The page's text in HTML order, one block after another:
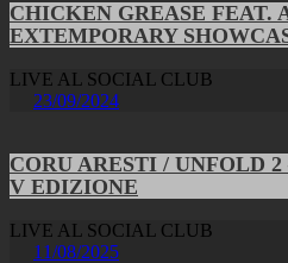
CHICKEN GREASE FEAT.
EXTEMPORARY
LIVE AL SOCIAL CLUB
23/09/2024
CORU ARESTI / UNFOLD
V EDIZIONE
LIVE AL SOCIAL CLUB
11/08/2025